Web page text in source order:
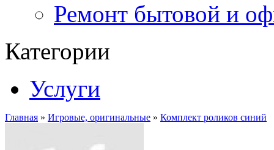
Ремонт бытовой и
Категории
Услуги
Главная » Игровые, оригинальные » Комплект роликов синий